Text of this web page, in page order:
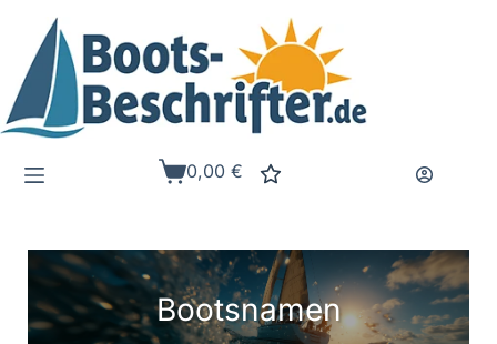
Inhalt
springen
Warenkorb
0,00€
Bootsnamen